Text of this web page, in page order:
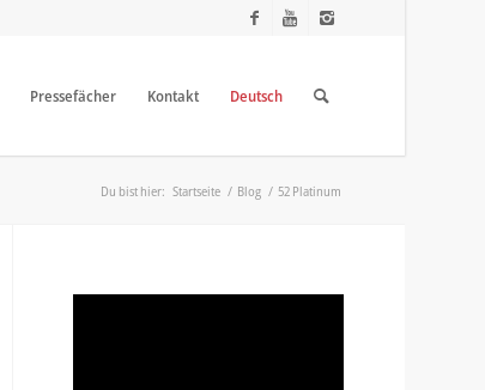
Pressefächer Kontakt Deutsch
Du bist hier: Startseite / Blog / 52 Platinum